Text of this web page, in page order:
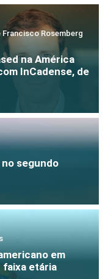
Rosemberg
na América
InCadense, de
segundo
em
faixa etária